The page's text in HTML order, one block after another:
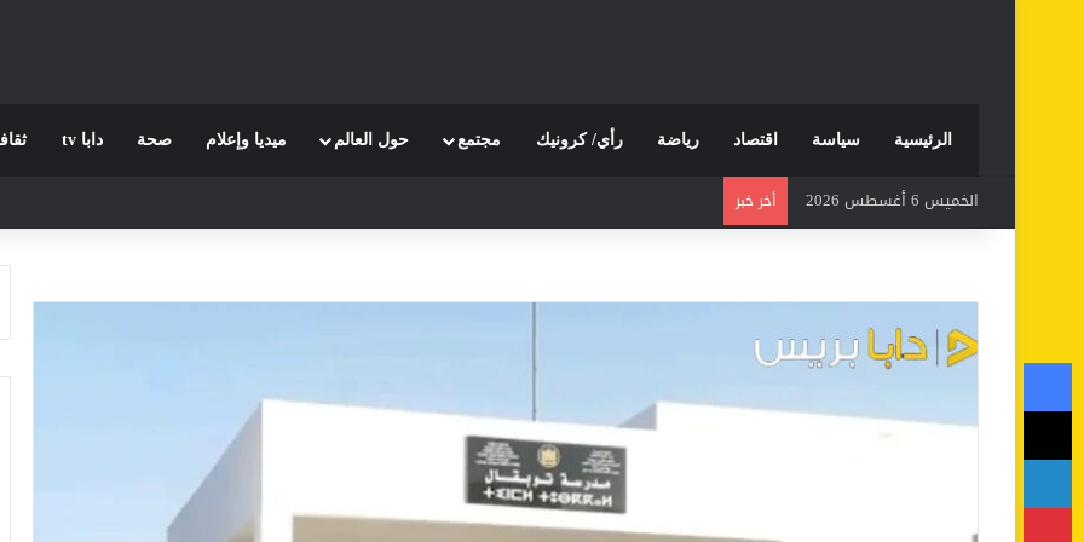
الرئيسية سياسة اقتصاد رياضة رأي/ كرونيك مجتمع حول العالم ميديا وإعلام صحة دابا tv
الخميس 6 أغسطس 2026 أخر خبر
فيسبوك